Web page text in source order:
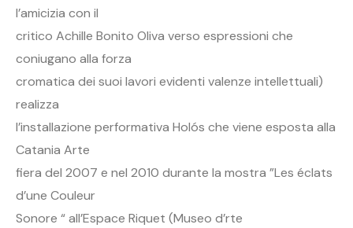
l’amicizia con il
critico Achille Bonito Oliva verso espressioni che
coniugano alla forza
cromatica dei suoi lavori evidenti valenze intellettuali)
realizza
l’installazione performativa Holós che viene esposta alla
Catania Arte
fiera del 2007 e nel 2010 durante la mostra ”Les éclats
d’une Couleur
Sonore “ all’Espace Riquet (Museo d’rte